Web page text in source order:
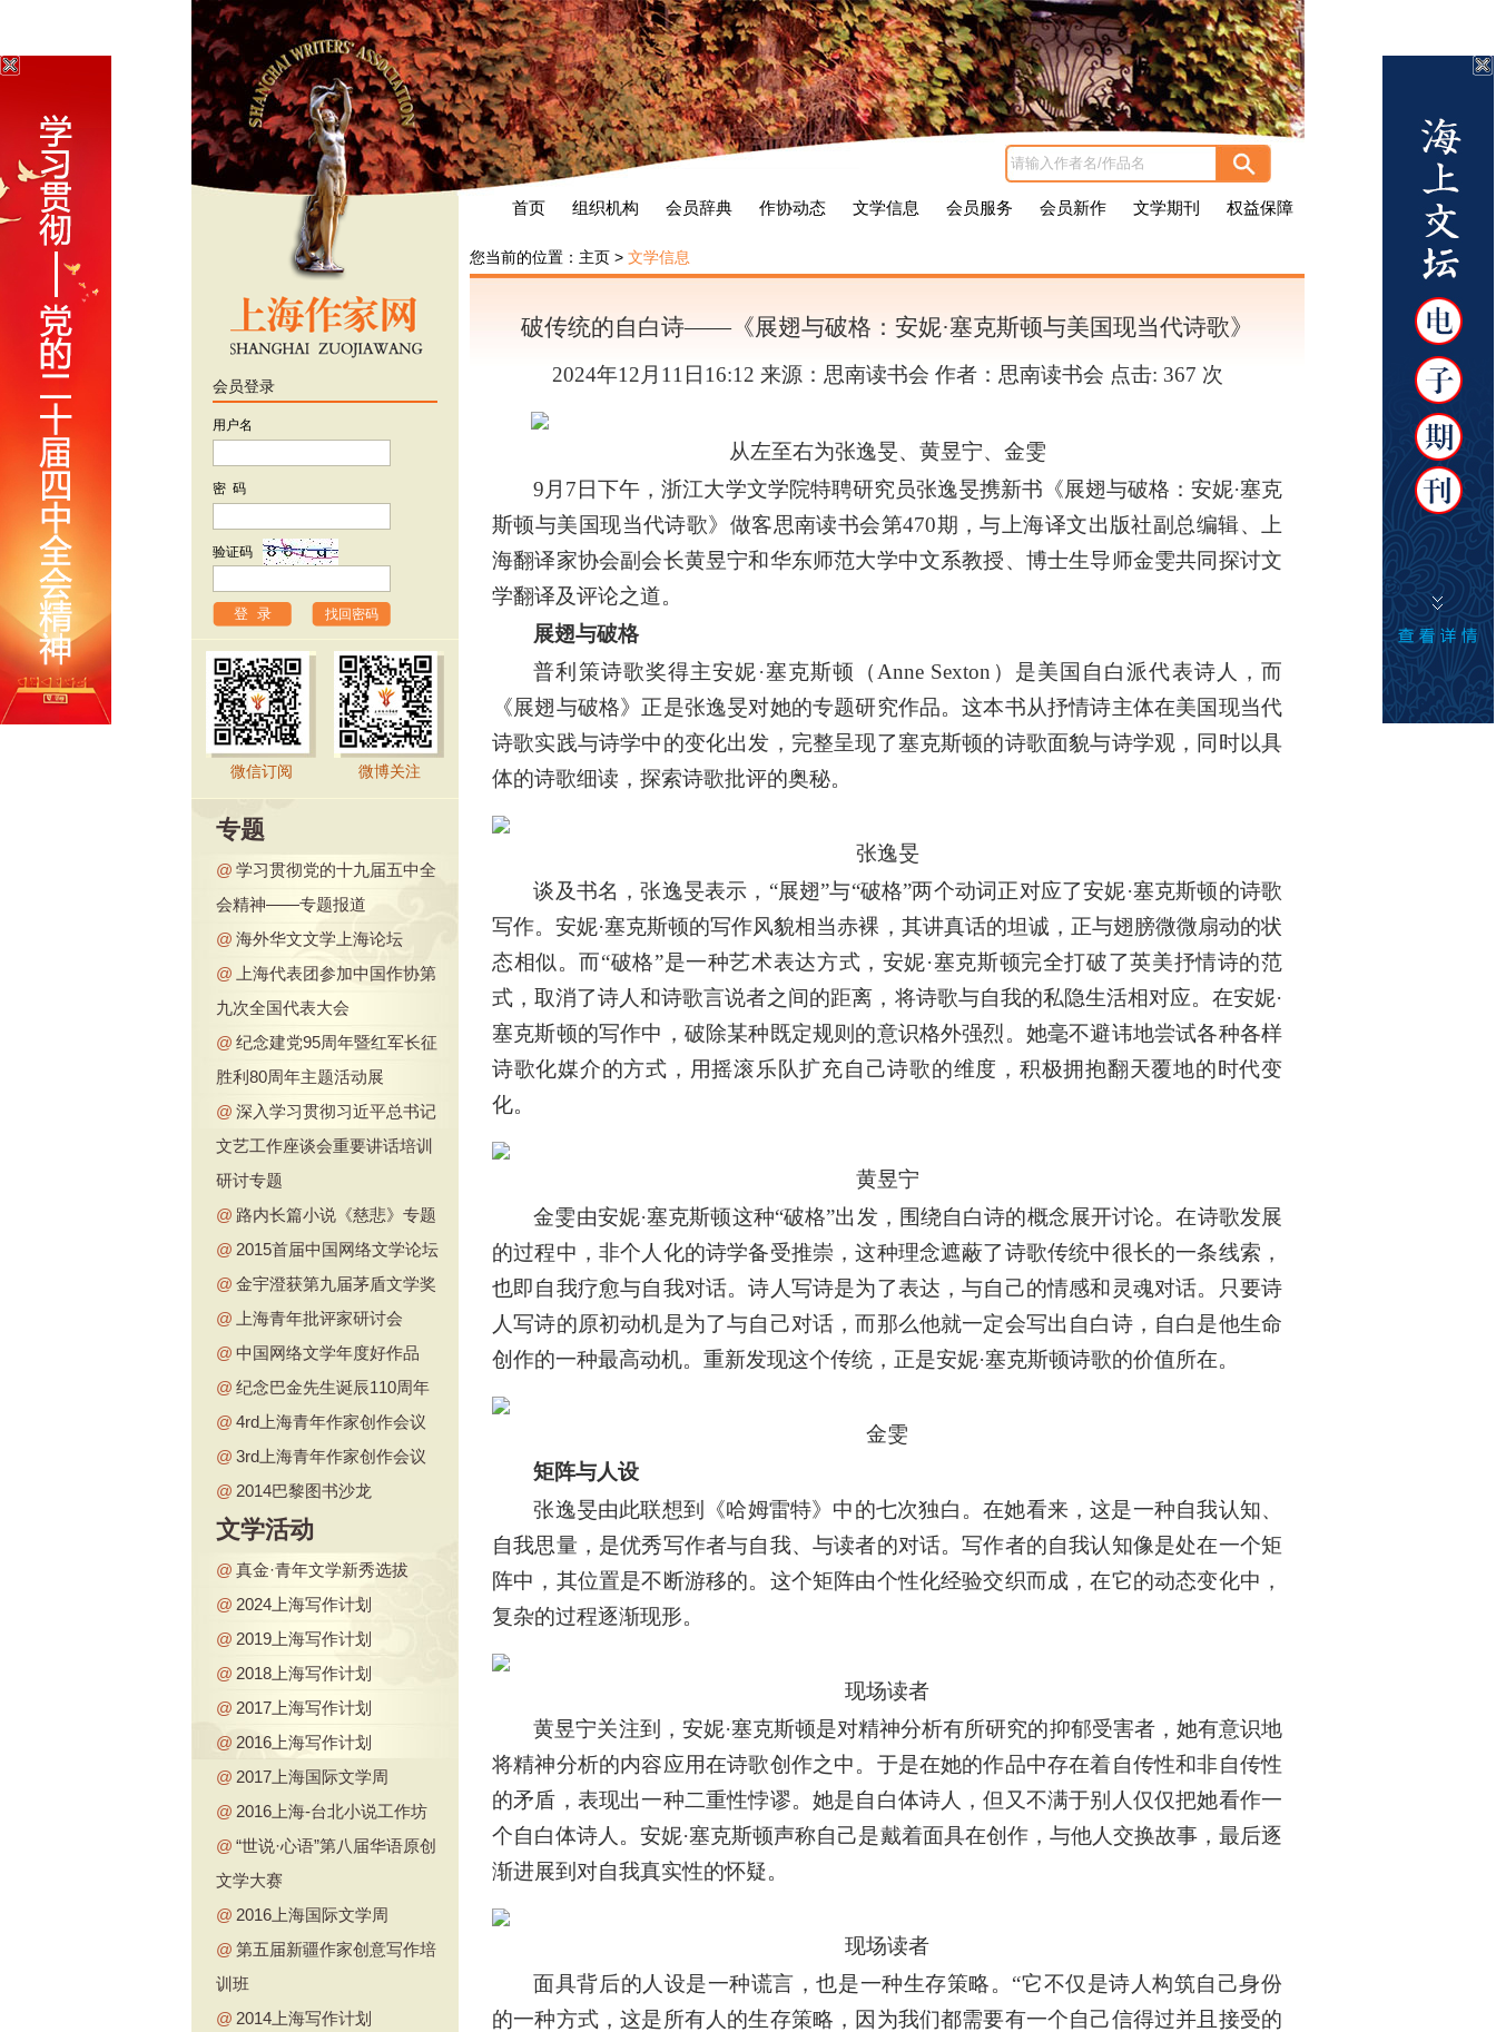
首页 组织机构 会员辞典 作协动态 文学信息 会员服务 会员新作 文学期刊 权益保障
会员登录
用户名
密 码
验证码
找回密码
微信订阅 微博关注
专题
@ 学习贯彻党的十九届五中全
会精神——专题报道
@ 海外华文文学上海论坛
@
上海代表团参加中国作协第
九次全国代表大会
@ 纪念建党95周年暨红军长征
胜利80周年主题活动展
@ 深入学习贯彻习近平总书记
文艺工作座谈会重要讲话培训
研讨专题
@ 路内长篇小说《慈悲》专题
@ 2015首届中国网络文学论坛
@ 金宇澄获第九届茅盾文学奖
@
上海青年批评家研讨会
@ 中国网络文学年度好作品
@ 纪念巴金先生诞辰110周年
@ 4rd上海青年作家创作会议
@ 3rd上海青年作家创作会议
@ 2014巴黎图书沙龙
文学活动
@ 真金·青年文学新秀选拔
@ 2024上海写作计划
@ 2019上海写作计划
@ 2018上海写作计划
@ 2017上海写作计划
@ 2016上海写作计划
@ 2017上海国际文学周
@ 2016上海-台北小说工作坊
@ “世说·心语”第八届华语原创
文学大赛
@ 2016上海国际文学周
@ 第五届新疆作家创意写作培
训班
@ 2014上海写作计划
您当前的位置： 主页 > 文学信息
破传统的自白诗——《展翅与破格：安妮·塞克斯顿与美国现当代诗歌》
2024年12月11日16:12 来源：思南读书会 作者：思南读书会 点击: 367 次
从左至右为张逸旻、黄昱宁、金雯
9月7日下午，浙江大学文学院特聘研究员张逸旻携新书《展翅与破格：安妮·塞克
斯顿与美国现当代诗歌》做客思南读书会第470期，与上海译文出版社副总编辑、上
海翻译家协会副会长黄昱宁和华东师范大学中文系教授、博士生导师金雯共同探讨文
学翻译及评论之道。
展翅与破格
普利策诗歌奖得主安妮·塞克斯顿（Anne Sexton）是美国自白派代表诗人，而
《展翅与破格》正是张逸旻对她的专题研究作品。这本书从抒情诗主体在美国现当代
诗歌实践与诗学中的变化出发，完整呈现了塞克斯顿的诗歌面貌与诗学观，同时以具
体的诗歌细读，探索诗歌批评的奥秘。
张逸旻
谈及书名，张逸旻表示，“展翅”与“破格”两个动词正对应了安妮·塞克斯顿的诗歌
写作。安妮·塞克斯顿的写作风貌相当赤裸，其讲真话的坦诚，正与翅膀微微扇动的状
态相似。而“破格”是一种艺术表达方式，安妮·塞克斯顿完全打破了英美抒情诗的范
式，取消了诗人和诗歌言说者之间的距离，将诗歌与自我的私隐生活相对应。在安妮·
塞克斯顿的写作中，破除某种既定规则的意识格外强烈。她毫不避讳地尝试各种各样
诗歌化媒介的方式，用摇滚乐队扩充自己诗歌的维度，积极拥抱翻天覆地的时代变
化。
黄昱宁
金雯由安妮·塞克斯顿这种“破格”出发，围绕自白诗的概念展开讨论。在诗歌发展
的过程中，非个人化的诗学备受推崇，这种理念遮蔽了诗歌传统中很长的一条线索，
也即自我疗愈与自我对话。诗人写诗是为了表达，与自己的情感和灵魂对话。只要诗
人写诗的原初动机是为了与自己对话，而那么他就一定会写出自白诗，自白是他生命
创作的一种最高动机。重新发现这个传统，正是安妮·塞克斯顿诗歌的价值所在。
金雯
矩阵与人设
张逸旻由此联想到《哈姆雷特》中的七次独白。在她看来，这是一种自我认知、
自我思量，是优秀写作者与自我、与读者的对话。写作者的自我认知像是处在一个矩
阵中，其位置是不断游移的。这个矩阵由个性化经验交织而成，在它的动态变化中，
复杂的过程逐渐现形。
现场读者
黄昱宁关注到，安妮·塞克斯顿是对精神分析有所研究的抑郁受害者，她有意识地
将精神分析的内容应用在诗歌创作之中。于是在她的作品中存在着自传性和非自传性
的矛盾，表现出一种二重性悖谬。她是自白体诗人，但又不满于别人仅仅把她看作一
个自白体诗人。安妮·塞克斯顿声称自己是戴着面具在创作，与他人交换故事，最后逐
渐进展到对自我真实性的怀疑。
现场读者
面具背后的人设是一种谎言，也是一种生存策略。“它不仅是诗人构筑自己身份
的一种方式，这是所有人的生存策略，因为我们都需要有一个自己信得过并且接受的